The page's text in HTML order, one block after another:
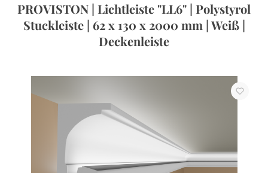
PROVISTON | Lichtleiste "LL6" | Polystyrol
Stuckleiste | 62 x 130 x 2000 mm | Weiß |
Deckenleiste